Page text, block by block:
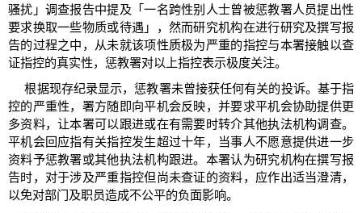
骚扰」调查报告中提及「一名跨性别人士曾被惩教署人员提出性
要求换取一些物质或待遇」，然而研究机构在进行研究及撰写报
告的过程之中，从未就该项性质极为严重的指控与本署接触以查
证指控的真实性，惩教署对以上指控表示极度关注。
根据现存纪录显示，惩教署未曾接获任何有关的投诉。基于指
控的严重性，署方随即向平机会反映，并要求平机会协助提供更
多资料，让本署可以跟进或在有需要时转介其他执法机构调查。
平机会回应指有关指控发生超过十年，当事人不愿意提供进一步
资料予惩教署或其他执法机构跟进。本署认为研究机构在撰写报
告时，对于涉及严重指控但尚未查证的资料，应作出适当澄清，
以免对部门及职员造成不公平的负面影响。